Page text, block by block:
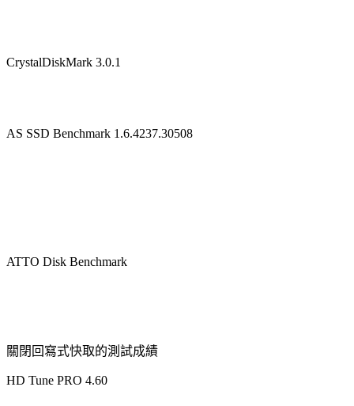
CrystalDiskMark 3.0.1
AS SSD Benchmark 1.6.4237.30508
ATTO Disk Benchmark
關閉回寫式快取的測試成績
HD Tune PRO 4.60